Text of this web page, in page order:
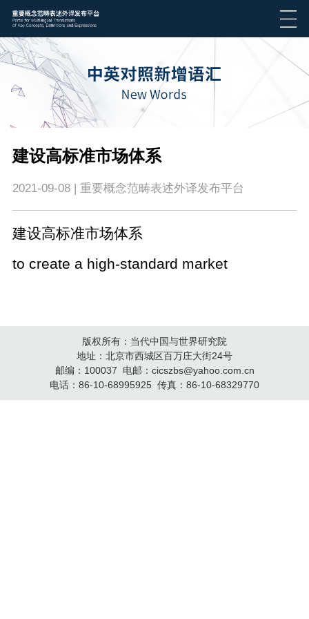
​建设高标准市场体系
2021-09-08 | 重要概念范畴表述外译发布平台
建设高标准市场体系
to create a high-standard market
版权所有：当代中国与世界研究院
地址：北京市西城区百万庄大街24号
邮编：100037 电邮：cicszbs@yahoo.com.cn
电话：86-10-68995925 传真：86-10-68329770